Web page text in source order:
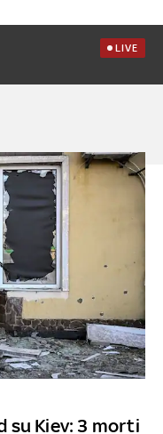
LIVE
su Kiev: 3 morti